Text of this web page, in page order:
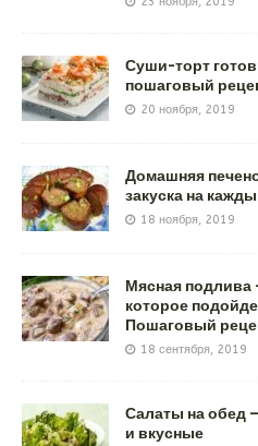
Суши-торт
пошаговый
20 ноября, 2019
Домашняя
закуска на
18 ноября, 2019
Мясная подлива
которое
Пошаговый
18 сентября, 2019
Салаты на обед
и вкусные